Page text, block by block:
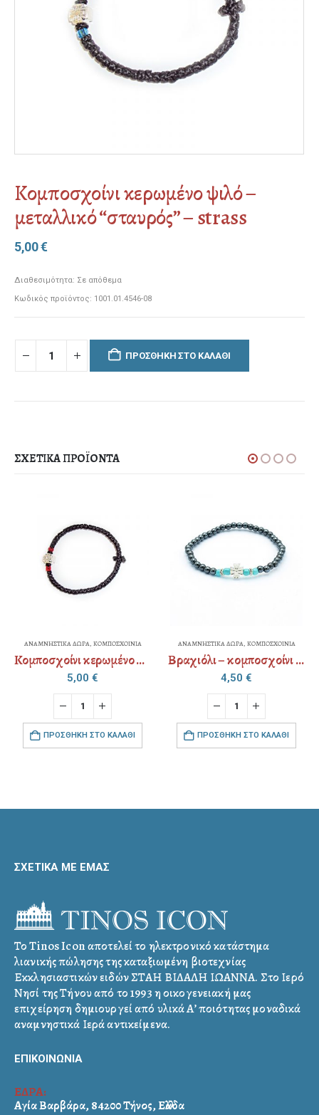
Κομποσχοίνι κερωμένο ψιλό –
μεταλλικό “σταυρός” – strass
5,00€
Διαθεσιμότητα: Σε απόθεμα
Κωδικός προϊόντος: 1001.01.4546-08
ΠΡΟΣΘΉΚΗ ΣΤΟ ΚΑΛΆΘΙ
ΣΧΕΤΙΚΆ ΠΡΟΪΌΝΤΑ
Κομποσχοίνι κερωμένο ψιλό – μεταλλικό “σταυρός” – strass
ΑΝΑΜΝΗΣΤΙΚΑ ΔΩΡΑ,ΚΟΜΠΟΣΧΟΙΝΙΑ
Βραχιόλι – κομποσχοίνι – αιματίτης
4,50
ΠΡΟΣΘΉΚΗ ΣΤΟ ΚΑΛΆΘΙ
ΑΝΑΜΝΗΣΤΙΚΑ ΔΩΡΑ,
3,50
ΠΡΟΣΘΉΚΗ ΣΤΟ ΚΑΛΆΘΙ
ΣΧΕΤΙΚΑ ΜΕ ΕΜΑΣ
Το Tinos Icon αποτελεί το ηλεκτρονικό κατάστημα
λιανικής πώλησης της καταξιωμένη βιοτεχνίας
Εκκλησιαστικών ειδών ΣΤΑΗ ΒΙΔΑΛΗ ΙΩΑΝΝΑ. Στο Ιερό
Νησί της Τήνου από το 1993 η οικογενειακή μας
επιχείρηση δημιουργεί από υλικά Α’ ποιότητας μοναδικά
αναμνηστικά Ιερά αντικείμενα.
ΕΠΙΚΟΙΝΩΝΙΑ
ΕΔΡΑ:
Αγία Βαρβάρα, 84200 Τήνος, Ελλάδα